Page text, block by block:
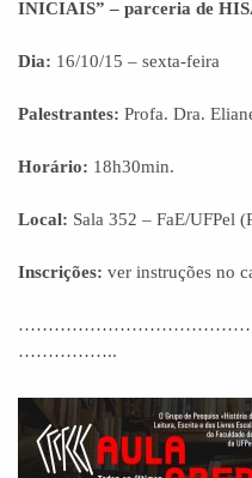
INICIAIS” – parceria de
Dia: 16/10/15 – sexta-feira
Palestrantes: Profa. Dra.
Horário: 18h30min.
Local: Sala 352 – FaE/UFPel
Inscrições: ver instruções no
……………..